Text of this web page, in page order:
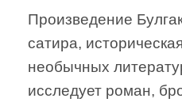
Произведение
сатира,
необычных
исследует роман,